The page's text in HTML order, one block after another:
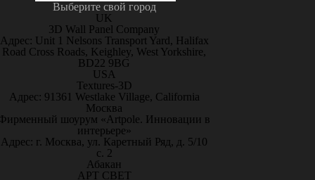
Выберите свой город
UK
3D Wall Panel Company
Адрес: Unit 1 Nelsons Transport Yard, Halifax
Road Cross Roads, Keighley, West Yorkshire,
BD22 9BG
USA
Textures-3D
Адрес: 91361 Westlake Village, California
Москва
шоурум «Artpole. Инновации в
интерьере»
Адрес: г. Москва, ул. Каретный Ряд, д. 5/10
с. 2
Абакан
АРТ СВЕТ